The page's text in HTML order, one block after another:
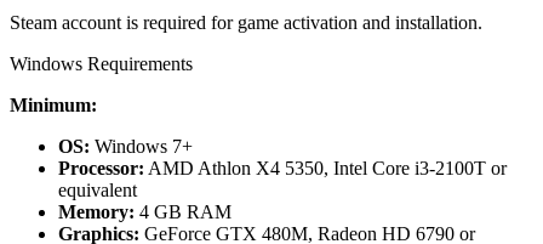
Steam account is required for game activation and installation.
Windows Requirements
Minimum:
OS: Windows 7+
Processor: AMD Athlon X4 5350, Intel Core i3-2100T or
equivalent
Memory: 4 GB RAM
Graphics: GeForce GTX 480M, Radeon HD 6790 or